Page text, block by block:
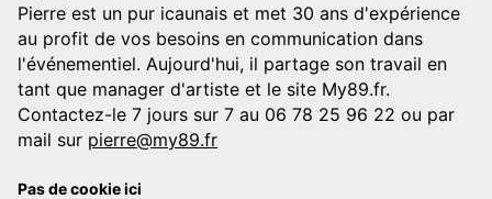
Pierre est un pur icaunais et met 30 ans d'expérience
au profit de vos besoins en communication dans
l'événementiel. Aujourd'hui, il partage son travail en
tant que manager d'artiste et le site My89.fr.
Contactez-le 7 jours sur 7 au 06 78 25 96 22 ou par
mail sur pierre@my89.fr
Pas de cookie ici